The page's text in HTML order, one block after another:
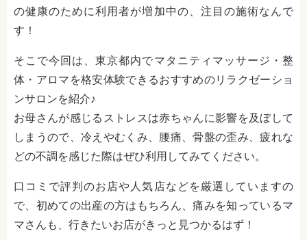
の健康のために利用者が増加中の、注目の施術なんで
す！
そこで今回は、東京都内でマタニティマッサージ・整
体・アロマを格安体験できるおすすめのリラクゼーショ
ンサロンを紹介♪
お母さんが感じるストレスは赤ちゃんに影響を及ぼして
しまうので、冷えやむくみ、腰痛、骨盤の歪み、疲れな
どの不調を感じた際はぜひ利用してみてください。
口コミで評判のお店や人気店などを厳選していますの
で、初めての出産の方はもちろん、痛みを知っているマ
マさんも、行きたいお店がきっと見つかるはず！